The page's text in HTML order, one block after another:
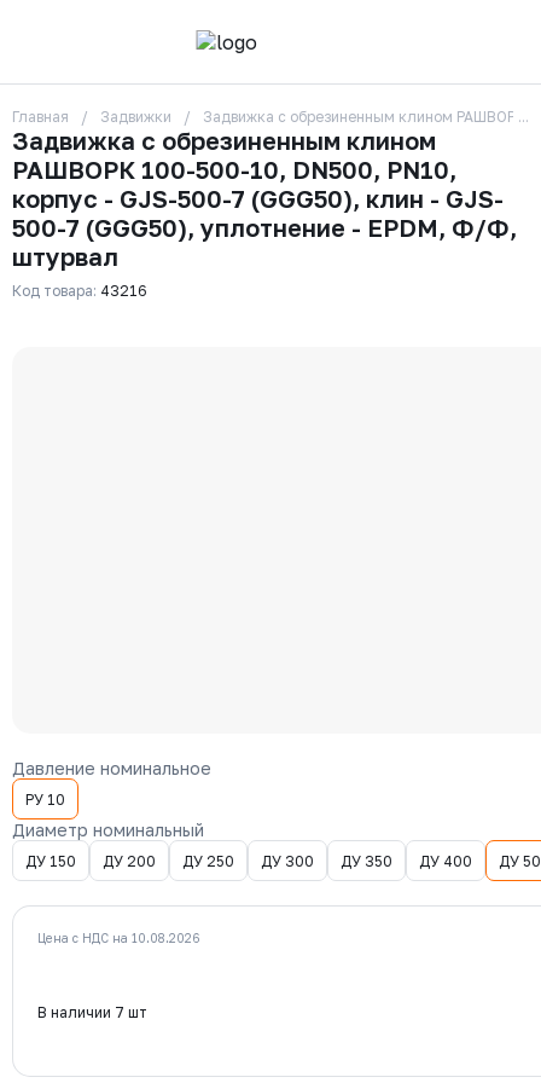
О компании
Контакты
Бренды
Отзывы
Сотрудники
Вакансии
Доставка
Оплата
Главная Задвижки Задвижка с обрезиненным клином РАШВОРК
Задвижка с обрезиненным клином
РАШВОРК 100-500-10, DN500, PN10,
корпус - GJS-500-7 (GGG50), клин - GJS-
500-7 (GGG50), уплотнение - EPDM, Ф/Ф,
штурвал
Код товара: 43216
Давление номинальное
РУ 10
Диаметр номинальный
ДУ 150 ДУ 200 ДУ 250 ДУ 300 ДУ 350 ДУ 400 ДУ
Цена с НДС на 10.08.2026
В наличии 7 шт